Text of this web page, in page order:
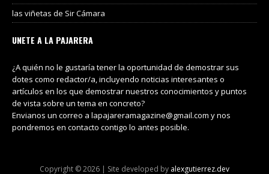
las viñetas de Sir Cámara
UNETE A LA PAJARERA
¿A quién no le gustaría tener la oportunidad de demostrar sus
dotes como redactor/a, incluyendo noticias interesantes o
artículos en los que demostrar nuestros conocimientos y puntos
de vista sobre un tema en concreto?
Envianos un correo a lapajareramagazine@gmail.com y nos
pondremos en contacto contigo lo antes posible.
Copyright © 2026 | Site developed by alexgutierrez.dev